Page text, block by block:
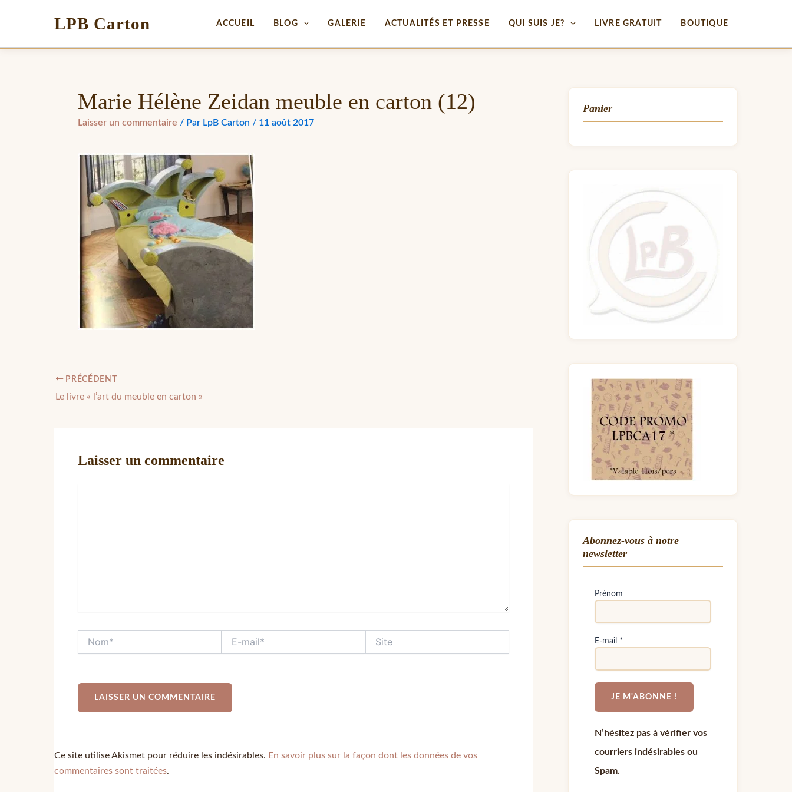
LPB Carton ACCUEIL BLOG GALERIE ACTUALITÉS ET PRESSE QUI SUIS JE? LIVRE GRATUIT BOUTIQUE
Marie Hélène Zeidan meuble en carton (12)
Laisser un commentaire / Par LpB Carton / 11 août 2017
PRÉCÉDENT
Le livre « l’art du meuble en carton »
Laisser un commentaire
Ce site utilise Akismet pour réduire les indésirables. En savoir plus sur la façon dont les données de vos
commentaires sont traitées.
Panier
Abonnez-vous à notre
newsletter
Prénom
E-mail *
N’hésitez pas à vérifier vos
courriers indésirables ou
Spam.